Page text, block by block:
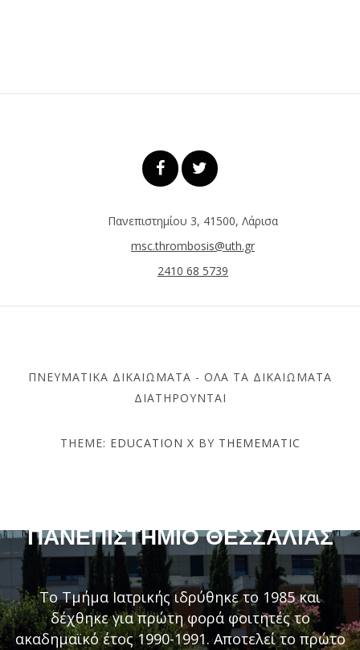
Πανεπιστημίου 3, 41500, Λάρισα
msc.thrombosis@uth.gr
2410 68 5739
ΠΝΕΥΜΑΤΙΚΆ ΔΙΚΑΙΏΜΑΤΑ - ΌΛΑ ΤΑ ΔΙΚΑΙΏΜΑΤΑ
ΔΙΑΤΗΡΟΎΝΤΑΙ
THEME: EDUCATION X BY THEMEMATIC
ΠΑΝΕΠΙΣΤΉΜΙΟ ΘΕΣΣΑΛΊΑΣ
Το Τμήμα Ιατρικής ιδρύθηκε το 1985 και
δέχθηκε για πρώτη φορά φοιτητές το
ακαδημαϊκό έτος 1990-1991. Αποτελεί το πρώτο